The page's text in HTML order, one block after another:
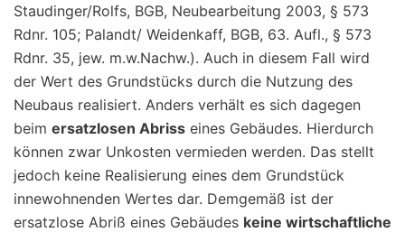
Staudinger/Rolfs, BGB, Neubearbeitung 2003, § 573
Rdnr. 105; Palandt/ Weidenkaff, BGB, 63. Aufl., § 573
Rdnr. 35, jew. m.w.Nachw.). Auch in diesem Fall wird
der Wert des Grundstücks durch die Nutzung des
Neubaus realisiert. Anders verhält es sich dagegen
beim ersatzlosen Abriss eines Gebäudes. Hierdurch
können zwar Unkosten vermieden werden. Das stellt
jedoch keine Realisierung eines dem Grundstück
innewohnenden Wertes dar. Demgemäß ist der
ersatzlose Abriß eines Gebäudes keine wirtschaftliche